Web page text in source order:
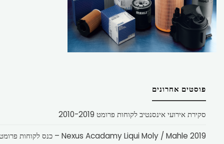
פוסטים אחרונים
סקירת אירועי אינסנטיב לקוחות פרומט 2010-2019
Nexus Acadamy Liqui Moly / Mahle 2019 – כנס לקוחות פרומט